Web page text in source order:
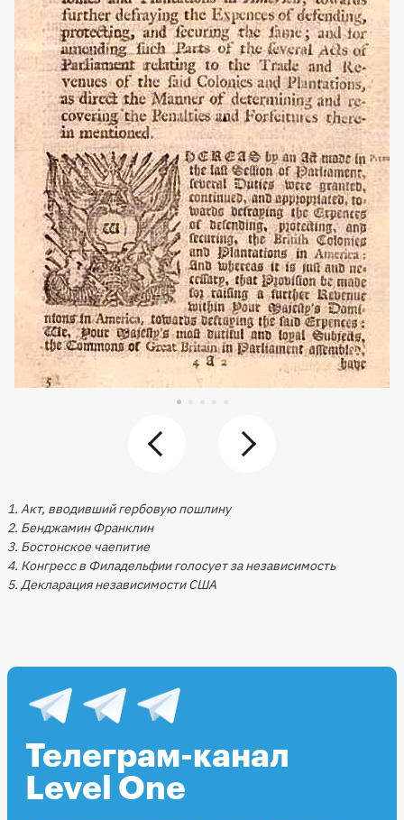
1. Акт, вводивший гербовую пошлину
2. Бенджамин Франклин
3. Бостонское чаепитие
4. Конгресс в Филадельфии голосует за независимость
5. Декларация независимости США
Телеграм-канал
Level One